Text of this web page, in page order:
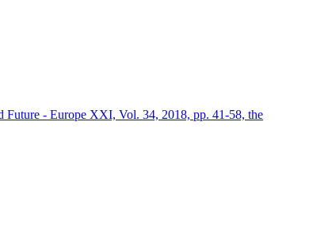
- Europe XXI, Vol. 34, 2018, pp. 41-58, the